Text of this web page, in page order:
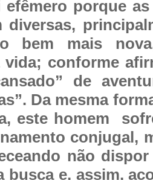
porque
diversas,
bem mais
vida; conforme
de
Da mesma
este homem
conjugal,
não
busca e, assim,